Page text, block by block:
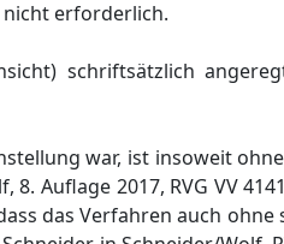
nicht erforderlich.
schriftsätzlich
war, ist insoweit
8. Auflage 2017, RVG VV
das Verfahren auch